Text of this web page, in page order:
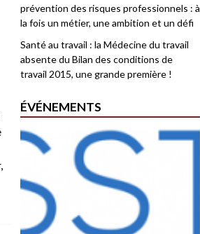
prévention des risques professionnels : à
la fois un métier, une ambition et un défi
Santé au travail : la Médecine du travail
absente du Bilan des conditions de
travail 2015, une grande première !
ÉVÉNEMENTS